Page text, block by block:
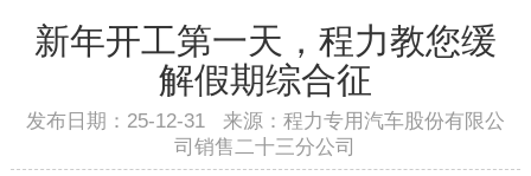
新年开工第一天，程力教您缓
解假期综合征
发布日期：25-12-31 来源：程力专用汽车股份有限公
司销售二十三分公司